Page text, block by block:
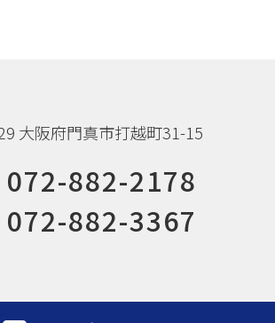
大阪府門真市打越町31-15
072-882-2178
072-882-3367